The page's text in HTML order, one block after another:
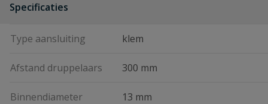
Specificaties
Type aansluiting klem
Afstand druppelaars 300 mm
Binnendiameter 13 mm